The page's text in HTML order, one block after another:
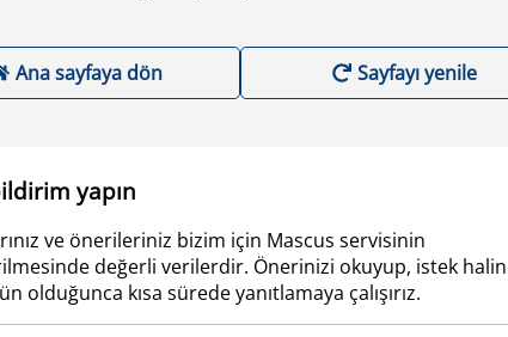
Ana sayfaya dön Sayfayı yenile
yapın
ve önerileriniz bizim için Mascus servisinin
değerli verilerdir. Önerinizi okuyup, istek
olduğunca kısa sürede yanıtlamaya çalışırız.